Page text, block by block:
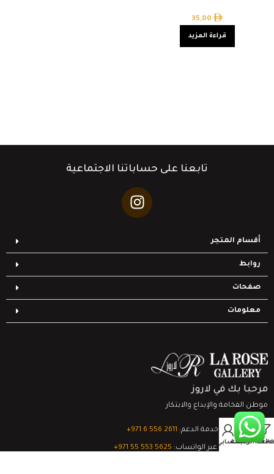
35,00
قراءة المزيد
تابعنا على حساباتنا الاجتماعية
أقسام المتجر
روابط
صفحات
معلومات
مرحبا بك في لاروز
موطن الفخامة والإبداع والابتكار
تواصل مع خدمة الدعم: ‎+971 6 556 2611
الدعم الفني عبر الواتساب: ‎+971 55 553 5625
قائمة الرغبات
0
السلةحسابي